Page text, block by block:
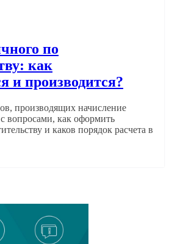
по
как
и производится?
производящих начисление
вопросами, как оформить
и каков порядок расчета в